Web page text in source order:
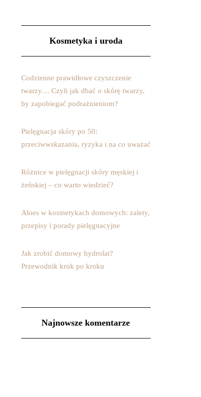
Kosmetyka i uroda
Codzienne prawidłowe czyszczenie
twarzy… Czyli jak dbać o skórę twarzy,
by zapobiegać podrażnieniom?
Pielęgnacja skóry po 50:
przeciwwskazania, ryzyka i na co uważać
Różnice w pielęgnacji skóry męskiej i
żeńskiej – co warto wiedzieć?
Aloes w kosmetykach domowych: zalety,
przepisy i porady pielęgnacyjne
Jak zrobić domowy hydrolat?
Przewodnik krok po kroku
Najnowsze komentarze